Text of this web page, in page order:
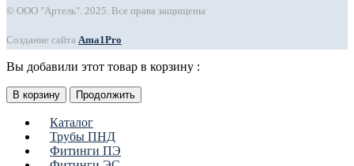
© ООО "Артель". 2025. Все права защищены
Создание сайта Ama1Pro
Вы добавили этот товар в корзину :
В корзину Продолжить
Каталог
Трубы ПНД
Фитинги ПЭ